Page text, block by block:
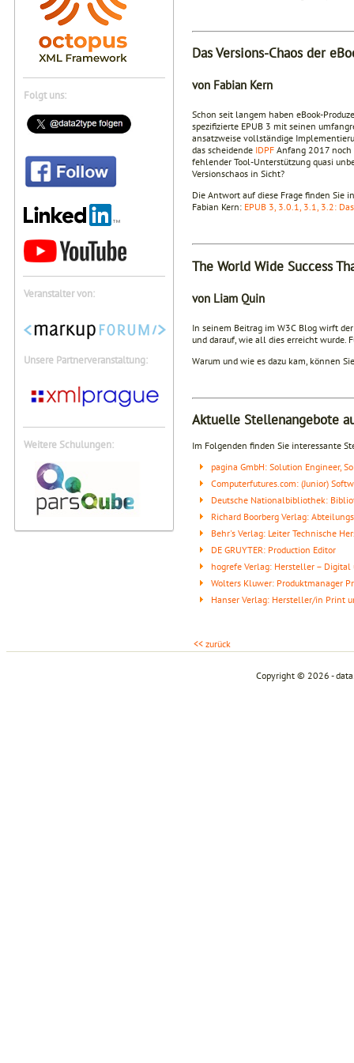
Folgt uns:
Veranstalter von:
Unsere Partnerveranstaltung:
Weitere Schulungen:
Das Versions-Chaos der
von Fabian Kern
Schon seit langem haben eBook-
spezifizierte EPUB 3 mit seinen
ansatzweise vollständige
das scheidende IDPF Anfang 2017 noch
fehlender Tool-Unterstützung quasi
Versionschaos in Sicht?
Die Antwort auf diese Frage finden Sie
Fabian Kern: EPUB 3, 3.0.1, 3.1, 3.2:
The World Wide Success
von Liam Quin
In seinem Beitrag im W3C Blog wirft
und darauf, wie all dies erreicht wurde.
Warum und wie es dazu kam, können
Aktuelle Stellenangebote
Im Folgenden finden Sie interessante
pagina GmbH: Solution Engineer,
Computerfutures.com: (Junior)
Deutsche Nationalbibliothek:
Richard Boorberg Verlag:
Behr's Verlag: Leiter Technische
DE GRUYTER: Production Editor
hogrefe Verlag: Hersteller – Digital
Wolters Kluwer: Produktmanager
Hanser Verlag: Hersteller/in Print
<< zurück
Copyright © 2026 -